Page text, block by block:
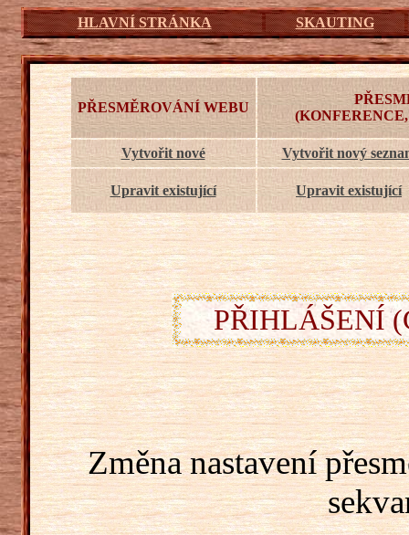
HLAVNÍ STRÁNKA SKAUTING
PŘESMĚROVÁNÍ WEBU
Vytvořit nové Vytvořit nový
Upravit existující Upravit existující
PŘIHLÁŠENÍ
Změna nastavení